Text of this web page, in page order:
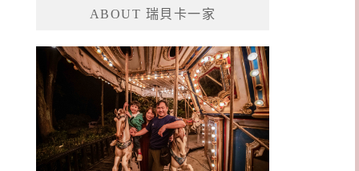
ABOUT 瑞貝卡一家